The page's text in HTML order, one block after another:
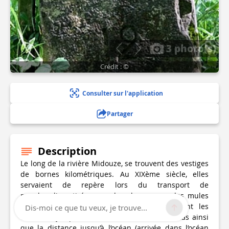
3 photo(s)
Crédit : ©
Consulter sur l'application
Partager
Description
Le long de la rivière Midouze, se trouvent des vestiges
de bornes kilométriques. Au XIXème siècle, elles
servaient de repère lors du transport de
marchandises tirées par des chevaux ou des mules
depuis le chemin de halage. Elles indiquent les
distances jusqu’au confluent de l’Adour à Tartas ainsi
Dis-moi ce que tu veux, je trouve...